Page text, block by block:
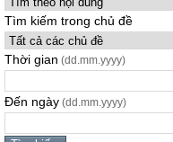
Tìm kiếm trong chủ đề
Thời gian (dd.mm.yyyy)
Đến ngày (dd.mm.yyyy)